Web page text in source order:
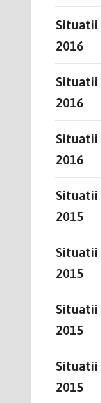
Situatii
2016
Situatii
2016
Situatii
2016
Situatii
2015
Situatii
2015
Situatii
2015
Situatii
2015